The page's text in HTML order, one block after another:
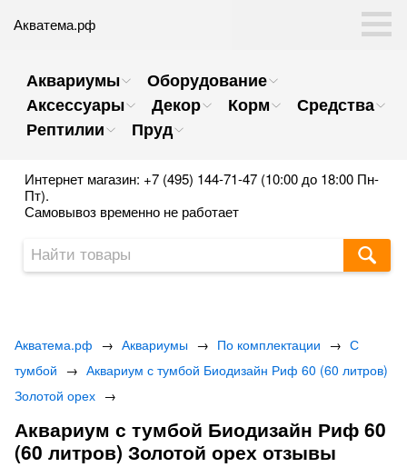
Акватема.рф
Аквариумы
Оборудование
Аксессуары
Декор Корм
Средства
Рептилии
Пруд
Интернет магазин: +7 (495) 144-71-47 (10:00 до 18:00 Пн-
Пт).
Самовывоз временно не работает
Акватема.рф → Аквариумы → По комплектации → С
тумбой → Аквариум с тумбой Биодизайн Риф 60 (60 литров)
Золотой орех →
Аквариум с тумбой Биодизайн Риф 60
(60 литров) Золотой орех отзывы